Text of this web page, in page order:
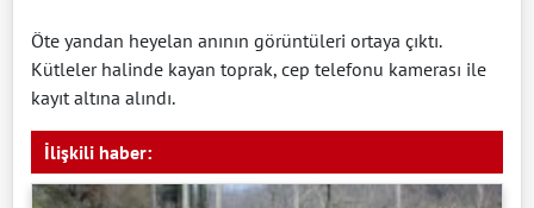
Öte yandan heyelan anının görüntüleri ortaya çıktı.
Kütleler halinde kayan toprak, cep telefonu kamerası ile
kayıt altına alındı.
İlişkili haber: